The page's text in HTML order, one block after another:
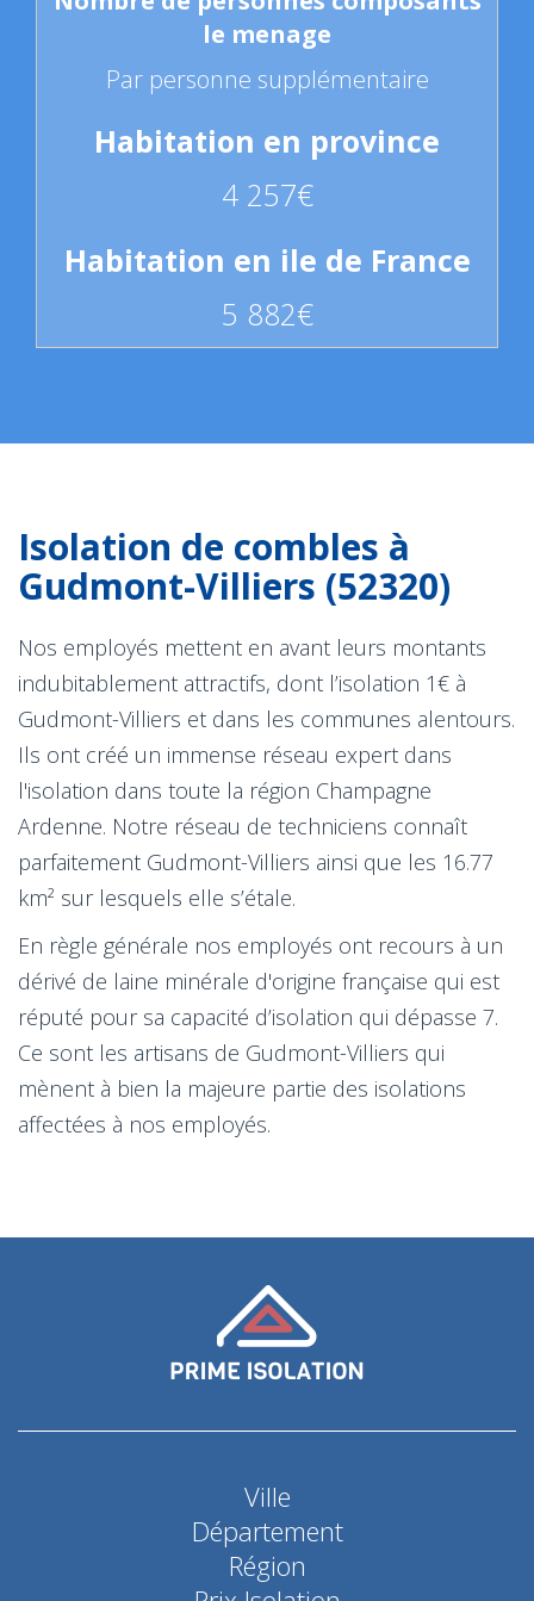
Par personne supplémentaire
4 257€
5 882€
Isolation de combles à
Gudmont-Villiers (52320)
Nos employés mettent en avant leurs montants
indubitablement attractifs, dont l’isolation 1€ à
Gudmont-Villiers et dans les communes alentours.
Ils ont créé un immense réseau expert dans
l'isolation dans toute la région Champagne
Ardenne. Notre réseau de techniciens connaît
parfaitement Gudmont-Villiers ainsi que les 16.77
km² sur lesquels elle s’étale.
En règle générale nos employés ont recours à un
dérivé de laine minérale d'origine française qui est
réputé pour sa capacité d’isolation qui dépasse 7.
Ce sont les artisans de Gudmont-Villiers qui
mènent à bien la majeure partie des isolations
affectées à nos employés.
Ville
Département
Région